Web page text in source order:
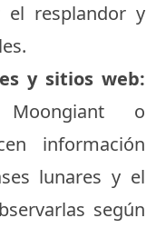
el resplandor y
y sitios web:
Moongiant o
información
lunares y el
según